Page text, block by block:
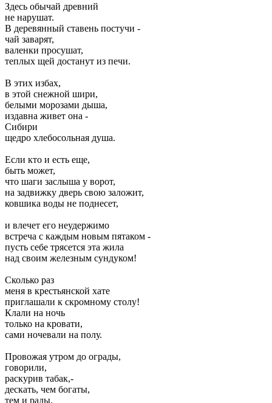
Здесь обычай древний
не нарушат.
В деревянный ставень постучи -
чай заварят,
валенки просушат,
теплых щей достанут из печи.
В этих избах,
в этой снежной шири,
белыми морозами дыша,
издавна живет она -
Сибири
щедро хлебосольная душа.
Если кто и есть еще,
быть может,
что шаги заслыша у ворот,
на задвижку дверь свою заложит,
ковшика воды не поднесет,
и влечет его неудержимо
встреча с каждым новым пятаком -
пусть себе трясется эта жила
над своим железным сундуком!
Сколько раз
меня в крестьянской хате
приглашали к скромному столу!
Клали на ночь
только на кровати,
сами ночевали на полу.
Провожая утром до ограды,
говорили,
раскурив табак,-
дескать, чем богаты,
тем и рады.